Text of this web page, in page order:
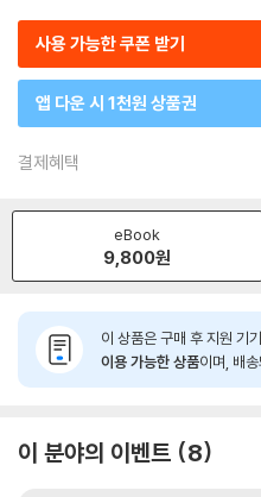
사용 가능한 쿠폰 받기
앱 다운 시 1천원 상품권
결제혜택
eBook
9,800원
이 상품은 구매 후 지원 기
이용 가능한 상품이며, 배
이 분야의 이벤트 8